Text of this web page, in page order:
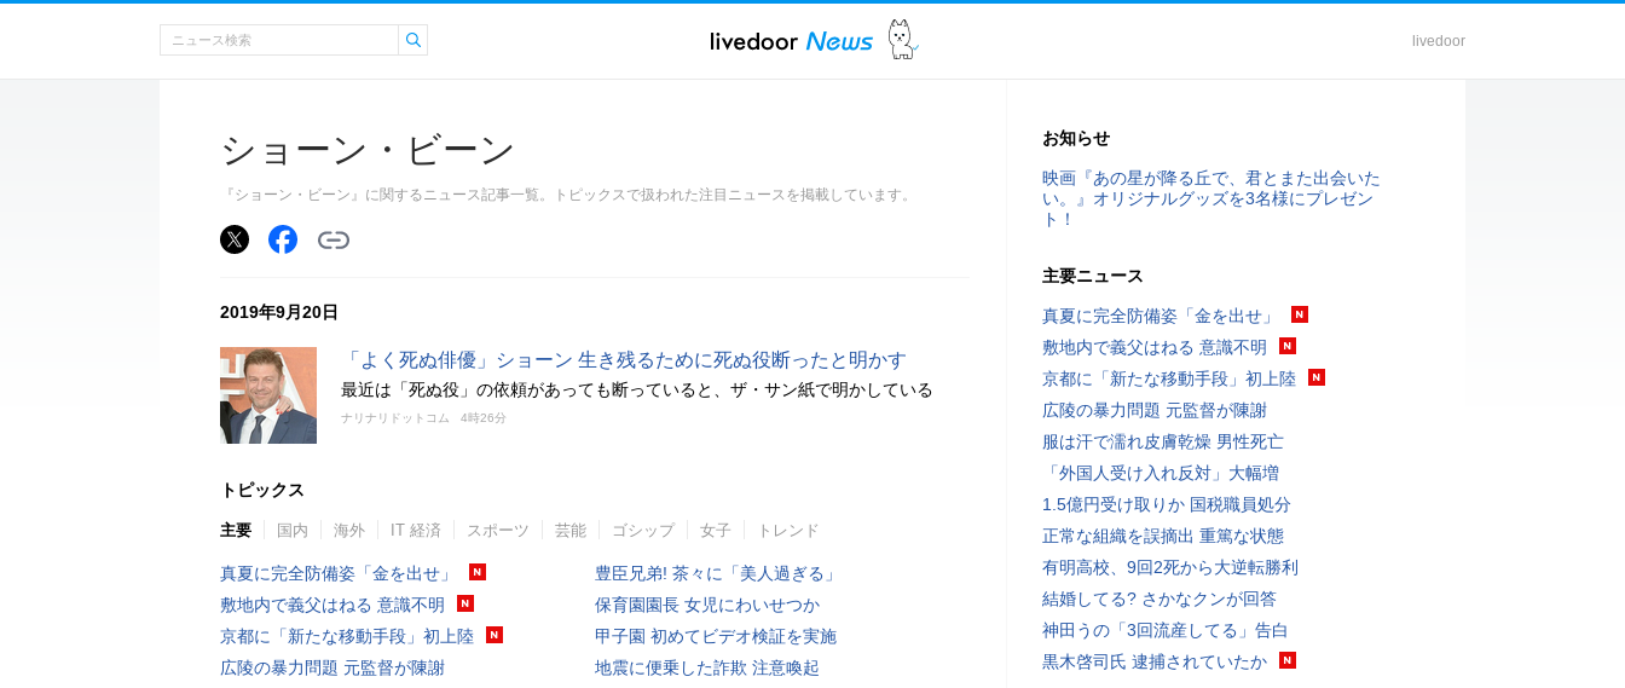
livedoor
ショーン・ビーン
『ショーン・ビーン』に関するニュース記事一覧。トピックスで扱われた注目ニュースを掲載しています。
2019年9月20日
「よく死ぬ俳優」ショーン 生き残るために死ぬ役断ったと明かす
最近は「死ぬ役」の依頼があっても断っていると、ザ・サン紙で明かしている
ナリナリドットコム 4時26分
トピックス
主要 国内 海外 IT 経済 スポーツ 芸能 ゴシップ 女子 トレンド
真夏に完全防備姿「金を出せ」
敷地内で義父はねる 意識不明
京都に「新たな移動手段」初上陸
広陵の暴力問題 元監督が陳謝
豊臣兄弟! 茶々に「美人過ぎる」
保育園園長 女児にわいせつか
甲子園 初めてビデオ検証を実施
地震に便乗した詐欺 注意喚起
お知らせ
映画『あの星が降る丘で、君とまた出会いた
い。』オリジナルグッズを3名様にプレゼン
ト！
主要ニュース
真夏に完全防備姿「金を出せ」
敷地内で義父はねる 意識不明
京都に「新たな移動手段」初上陸
広陵の暴力問題 元監督が陳謝
服は汗で濡れ皮膚乾燥 男性死亡
「外国人受け入れ反対」大幅増
1.5億円受け取りか 国税職員処分
正常な組織を誤摘出 重篤な状態
有明高校、9回2死から大逆転勝利
結婚してる? さかなクンが回答
神田うの「3回流産してる」告白
黒木啓司氏 逮捕されていたか